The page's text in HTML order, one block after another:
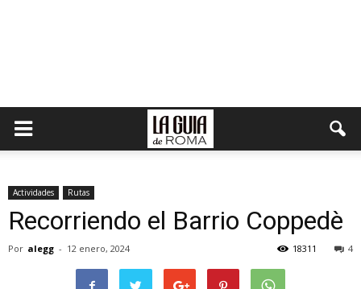
Actividades Rutas
Recorriendo el Barrio Coppedè
Por alegg - 12 enero, 2024 4
18311